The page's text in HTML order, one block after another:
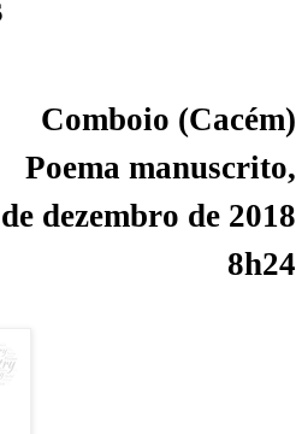
Comboio (Cacém)
Poema manuscrito,
dezembro de 2018
8h24